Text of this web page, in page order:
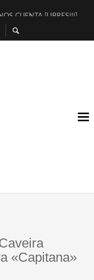
CUENTA [LIBRES!!!]
MONFORT
TEATRAL CLAUDIO
DEL TOMATAZO
EN #EXVITA
3.0] EN EXVITA
EXVITA [RELATIVA
A SERRAT
«Capitana»